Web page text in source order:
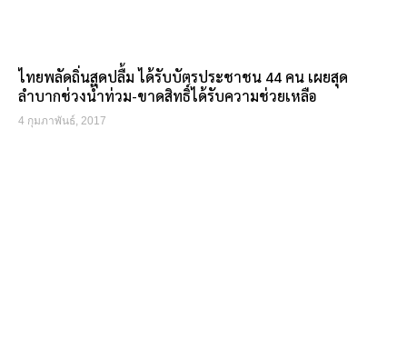
ไทยพลัดถิ่นสุดปลื้ม ได้รับบัตรประชาชน 44 คน เผยสุด
ลำบากช่วงน้ำท่วม-ขาดสิทธิ์ได้รับความช่วยเหลือ
4 กุมภาพันธ์, 2017